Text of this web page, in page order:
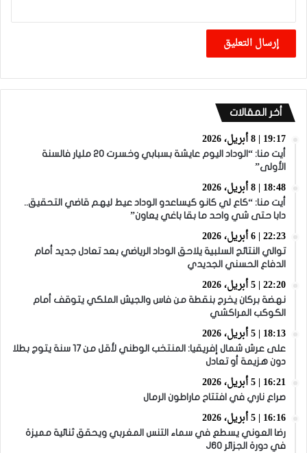
أخر المقالات
19:17 | 8 أبريل، 2026
أيت منا: “الوداد اليوم عايشة بسبابي وخسرت 20 مليار فالسنة
الأولى”
18:48 | 8 أبريل، 2026
أيت منا: “كاع لي كانو كيساعدو الوداد عيط ليهم قاضي التحقيق..
دابا حتى شي واحد ما بقا باغي يعاون”
22:23 | 6 أبريل، 2026
توالي النتائج السلبية يلاحق الوداد الرياضي بعد تعادل جديد أمام
الدفاع الحسني الجديدي
22:20 | 5 أبريل، 2026
نهضة بركان يخرج بنقطة من فاس والجيش الملكي يتوقف أمام
الكوكب المراكشي
18:13 | 5 أبريل، 2026
على عرش شمال إفريقيا: المنتخب الوطني لأقل من 17 سنة يتوج بطلا
دون هزيمة أو تعادل
16:21 | 5 أبريل، 2026
صراع ناري في افتتاح ماراطون الرمال
16:16 | 5 أبريل، 2026
رضا العوني يسطع في سماء التنس المغربي ويحقق ثنائية مميزة
في دورة الجزائر J60